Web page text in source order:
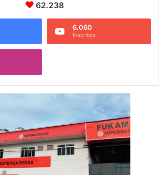
62.238
6.060
Inscritos